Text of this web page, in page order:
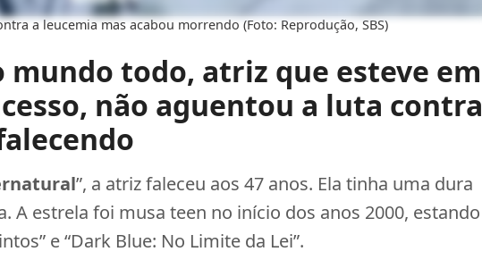
a leucemia mas acabou morrendo (Foto: Reprodução, SBS)
mundo todo, atriz que esteve em
não aguentou a luta contra
”, a atriz faleceu aos 47 anos. Ela tinha uma dura
A estrela foi musa teen no início dos anos 2000, estando
e “Dark Blue: No Limite da Lei”.